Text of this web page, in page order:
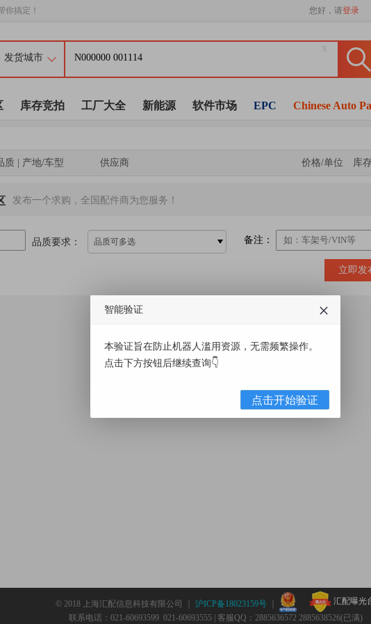
你搞定！ 您好，请登录
库存竞拍 工厂大全 新能源 软件市场 EPC Chinese Auto
质 | 产地/车型 供应商 价格/单位 库
发布一个求购，全国配件商为您服务！
品质要求： 品质可多选 备注：
立即发
© 2018 上海汇配信息科技有限公司 ｜ 沪ICP备18023159号
汇配曝光
联系电话：021-60693599 021-60693555 | 客服QQ：2885636572 2885638526(已满)
智能验证
本验证旨在防止机器人滥用资源，无需频繁操作。
点击下方按钮后继续查询👇
点击开始验证